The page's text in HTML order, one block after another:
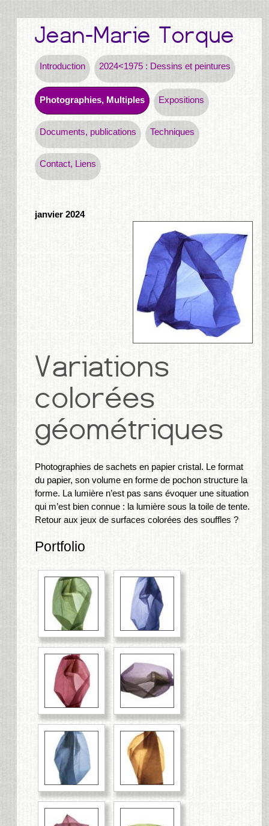
Introduction 2024<1975 : Dessins et peintures
Photographies, Multiples Expositions
Documents, publications Techniques
Contact, Liens
janvier 2024
Photographies de sachets en papier cristal. Le format
du papier, son volume en forme de pochon structure la
forme. La lumière n’est pas sans évoquer une situation
qui m’est bien connue : la lumière sous la toile de tente.
Retour aux jeux de surfaces colorées des souffles ?
Portfolio